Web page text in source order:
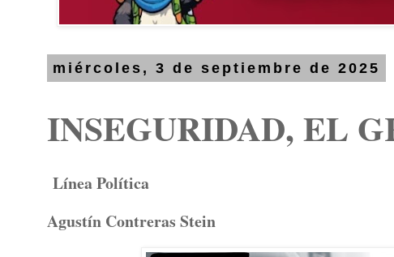
miércoles, 3 de septiembre de 2025
INSEGURIDAD, EL
Línea Política
Agustín Contreras Stein